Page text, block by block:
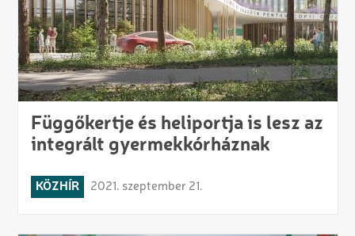
Függőkertje és heliportja is lesz az
integrált gyermekkórháznak
KÖZHÍR 2021. szeptember 21.